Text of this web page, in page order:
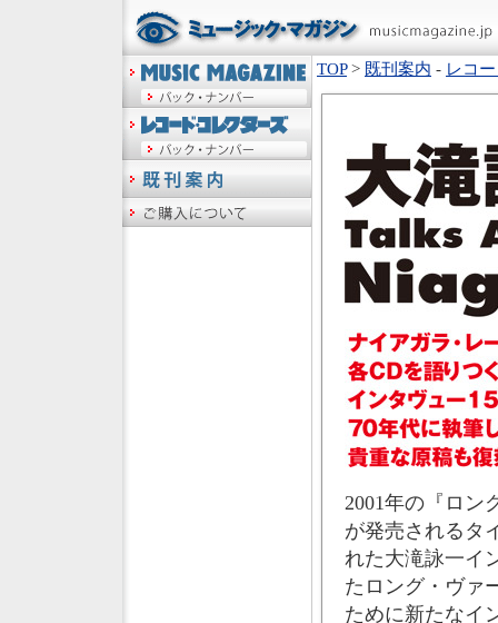
TOP> 既刊案内 - レコ
2001年の『ロン
が発売されるタ
れた大滝詠一イ
たロング・ヴァ
ために新たなイ